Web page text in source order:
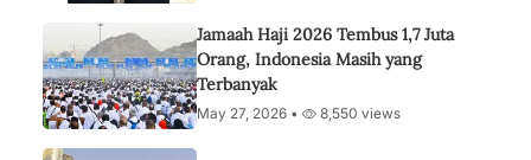
Jamaah Haji 2026 Tembus 1,7 Juta
Orang, Indonesia Masih yang
Terbanyak
May 27, 2026 • 8,550 views